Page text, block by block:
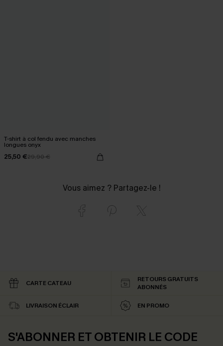
T-shirt à col fendu avec manches
longues onyx
25,50 €29,90 €
Vous aimez ? Partagez-le !
CARTE CATEAU
RETOURS GRATUITS
ABONNÉS
LIVRAISON ÉCLAIR EN PROMO
S'ABONNER ET OBTENIR LE CODE